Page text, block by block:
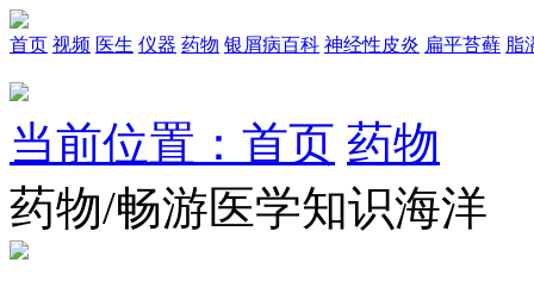
首页 视频 医生 仪器 药物 银屑病百科 神经性皮炎 扁平苔藓 脂
当前位置：首页 药物
药物/畅游医学知识海洋